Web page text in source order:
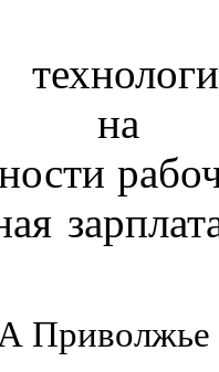
на
Приволжье